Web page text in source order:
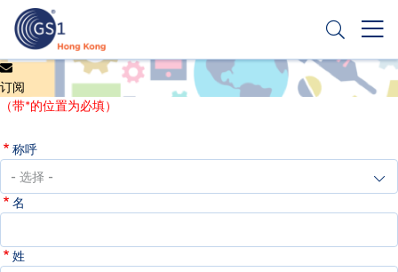
主
要
内
Header
Top
Menu
申请条码
订阅
（带*的位置为必填）
称呼
名
姓